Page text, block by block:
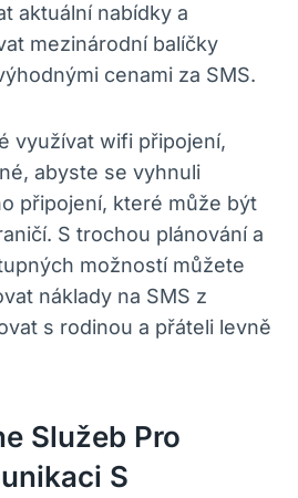
aktuální nabídky a
mezinárodní balíčky
cenami za SMS.
využívat wifi připojení,
abyste se vyhnuli
připojení, které může být
S trochou plánování a
možností můžete
náklady na SMS z
s rodinou a přáteli levně
Služeb Pro
S